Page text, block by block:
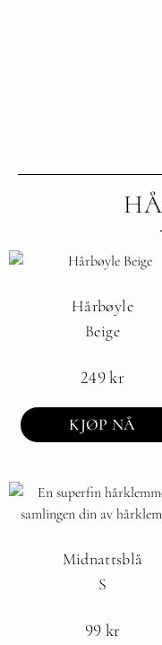
Hårbøyle
Beige
249kr
KJØP NÅ
Midnattsblå
S
99 kr